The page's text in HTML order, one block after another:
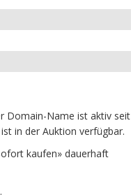
Domain-Name ist aktiv seit
in der Auktion verfügbar.
kaufen» dauerhaft